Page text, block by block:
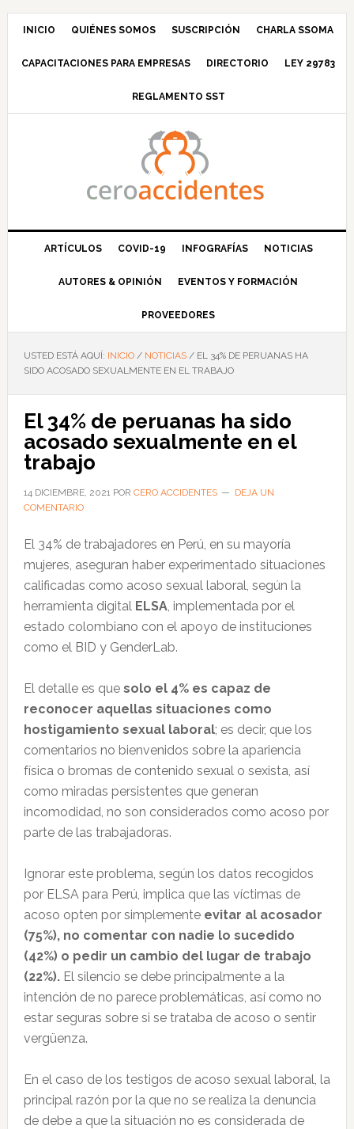
Saltar
navegación
Saltar
principal
Saltar
barra
principal
Saltar
INICIO QUIÉNES SOMOS SUSCRIPCIÓN CHARLA SSOMA
CAPACITACIONES PARA EMPRESAS DIRECTORIO LEY 29783
REGLAMENTO SST
ARTÍCULOS COVID-19 INFOGRAFÍAS NOTICIAS
AUTORES & OPINIÓN EVENTOS Y FORMACIÓN
PROVEEDORES
USTED ESTÁ AQUÍ: INICIO / NOTICIAS /EL 34% DE PERUANAS HA
SIDO ACOSADO SEXUALMENTE EN EL TRABAJO
El 34% de peruanas ha sido
acosado sexualmente en el
trabajo
14 DICIEMBRE, 2021POR CERO ACCIDENTES
DEJA UN
COMENTARIO
El 34% de trabajadores en Perú, en su mayoría
mujeres, aseguran haber experimentado situaciones
calificadas como acoso sexual laboral, según la
herramienta digital ELSA, implementada por el
estado colombiano con el apoyo de instituciones
como el BID y GenderLab.
El detalle es que solo el 4% es capaz de
reconocer aquellas situaciones como
hostigamiento sexual laboral; es decir, que los
comentarios no bienvenidos sobre la apariencia
física o bromas de contenido sexual o sexista, así
como miradas persistentes que generan
incomodidad, no son considerados como acoso por
parte de las trabajadoras.
Ignorar este problema, según los datos recogidos
por ELSA para Perú, implica que las víctimas de
acoso opten por simplemente evitar al acosador
(75%), no comentar con nadie lo sucedido
(42%) o pedir un cambio del lugar de trabajo
(22%).El silencio se debe principalmente a la
intención de no parece problemáticas, así como no
estar seguras sobre si se trataba de acoso o sentir
vergüenza.
En el caso de los testigos de acoso sexual laboral, la
principal razón por la que no se realiza la denuncia
de debe a que la situación no es considerada de